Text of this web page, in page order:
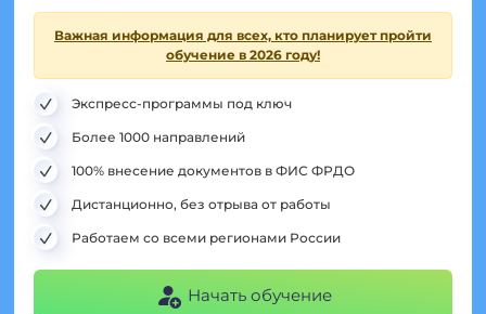
Важная информация для всех, кто планирует пройти
обучение в 2026 году!
Экспресс-программы под ключ
Более 1000 направлений
100% внесение документов в ФИС ФРДО
Дистанционно, без отрыва от работы
Работаем со всеми регионами России
Начать обучение